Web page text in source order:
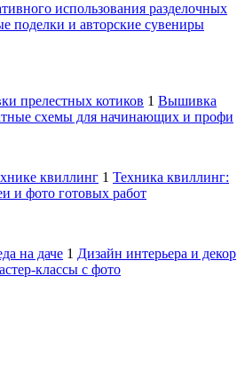
использования разделочных
поделки и авторские сувениры
прелестных котиков 1 Вышивка
схемы для начинающих и профи
квиллинг 1 Техника квиллинг:
и фото готовых работ
на даче 1 Дизайн интерьера и декор
классы с фото